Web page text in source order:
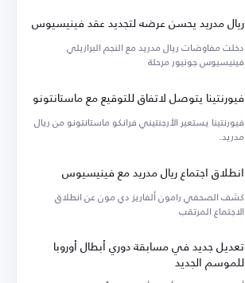
ريال مدريد يحسن عرضه لتجديد عقد فينيسيوس
دخلت مفاوضات ريال مدريد مع النجم البرازيلي
فينيسيوس جونيور مرحلة
فيورنتينا يتوصل لاتفاق للتوقيع مع ماستانتونو
فيورنتينا يستعير الأرجنتيني فرانكو ماستانتونو من ريال
مدريد.
انطلاق اجتماع ريال مدريد مع فينيسيوس
كشف الصحفي رامون ألفاريز دي مون عن انطلاق
الاجتماع المرتقب
تعديل جديد في مسابقة دوري أبطال أوروبا
للموسم الجديد